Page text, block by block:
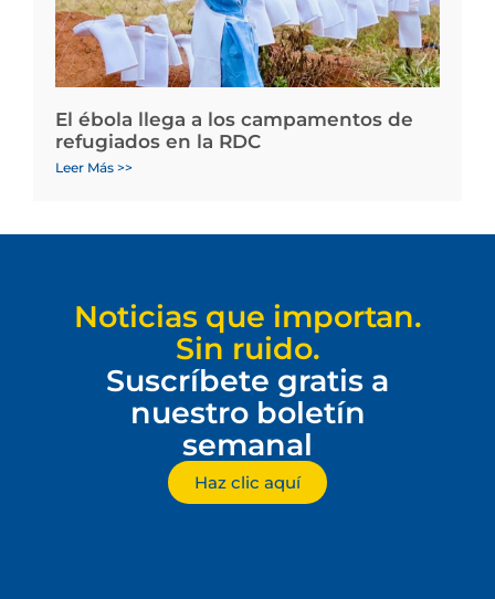
El ébola llega a los campamentos de
refugiados en la RDC
Leer Más >>
Noticias que importan.
Sin ruido.
Suscríbete gratis a
nuestro boletín
semanal
Haz clic aquí